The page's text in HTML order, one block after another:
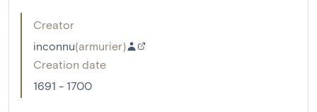
Creator
inconnu(armurier)
Creation date
1691 - 1700